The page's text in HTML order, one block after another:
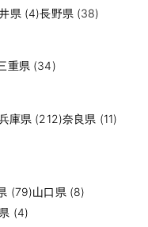
県 (4)長野県 (38)
重県 (34)
庫県 (212)奈良県 (11)
(79)山口県 (8)
(4)